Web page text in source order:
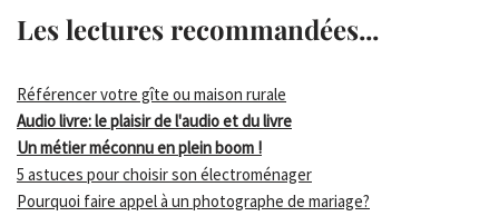
Les lectures recommandées...
Référencer votre gîte ou maison rurale
Audio livre: le plaisir de l'audio et du livre
Un métier méconnu en plein boom !
5 astuces pour choisir son électroménager
Pourquoi faire appel à un photographe de mariage?